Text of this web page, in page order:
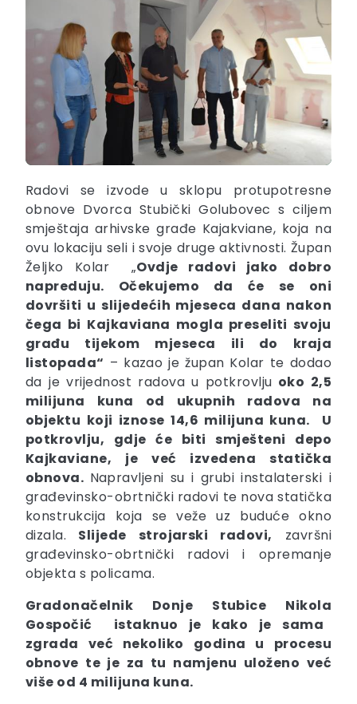
Radovi se izvode u sklopu protupotresne
obnove Dvorca Stubički Golubovec s ciljem
smještaja arhivske građe Kajakviane, koja na
ovu lokaciju seli i svoje druge aktivnosti. Župan
Željko Kolar „Ovdje radovi jako dobro
napreduju. Očekujemo da će se oni
dovršiti u slijedećih mjeseca dana nakon
čega bi Kajkaviana mogla preseliti svoju
građu tijekom mjeseca ili do kraja
listopada“ – kazao je župan Kolar te dodao
da je vrijednost radova u potkrovlju oko 2,5
milijuna kuna od ukupnih radova na
objektu koji iznose 14,6 milijuna kuna. U
potkrovlju, gdje će biti smješteni depo
Kajkaviane, je već izvedena statička
obnova. Napravljeni su i grubi instalaterski i
građevinsko-obrtnički radovi te nova statička
konstrukcija koja se veže uz buduće okno
dizala.
Slijede strojarski radovi, završni
građevinsko-obrtnički radovi i opremanje
objekta s policama.
Gradonačelnik Donje Stubice Nikola
Gospočić istaknuo je kako je sama
zgrada već nekoliko godina u procesu
obnove te je za tu namjenu uloženo već
više od 4 milijuna kuna.